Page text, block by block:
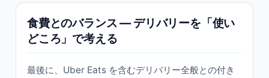
食費とのバランス ― デリバリーを「使い
どころ」で考える
最後に、Uber Eats を含むデリバリー全般との付き